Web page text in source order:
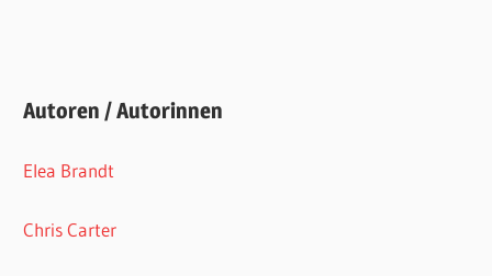
Autoren / Autorinnen
Elea Brandt
Chris Carter